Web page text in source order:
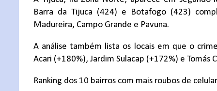
Barra da Tijuca (424) e Botafogo (423)
Madureira, Campo Grande e Pavuna.
A análise também lista os locais em que o
Acari (+180%), Jardim Sulacap (+172%) e Tomás
Ranking dos 10 bairros com mais roubos de